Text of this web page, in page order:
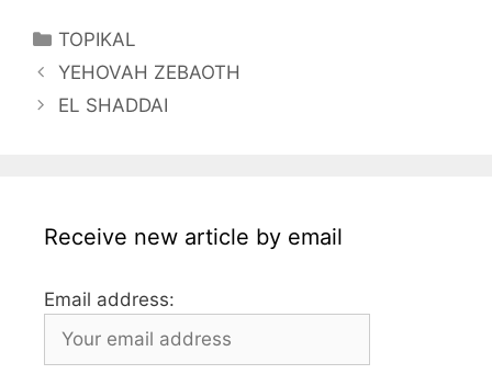
e
b
o
er
a
g
A
Categories
TOPIKAL
YEHOVAH ZEBAOTH
EL SHADDAI
Receive new article by email
Email address: